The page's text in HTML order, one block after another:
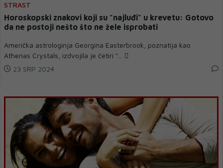
STRAST
Horoskopski znakovi koji su "najluđi" u krevetu: Gotovo
da ne postoji nešto što ne žele isprobati
Američka astrologinja Georgina Easterbrook, poznatija kao
Athenas Crystals, izdvojila je četiri "...
23 SRP 2024